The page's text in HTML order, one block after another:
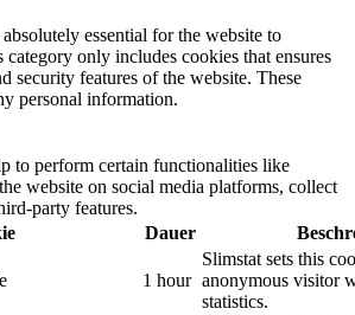
essential for the website to
only includes cookies that ensures
security features of the website. These
personal information.
to perform certain functionalities like
website on social media platforms, collect
party features.
Dauer
1 hour
Slimstat sets this
anonymous visitor
statistics.